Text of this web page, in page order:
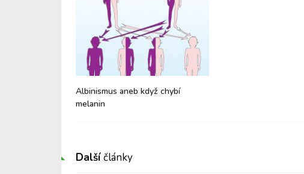
Albinismus aneb když chybí
melanin
Dalšíčlánky